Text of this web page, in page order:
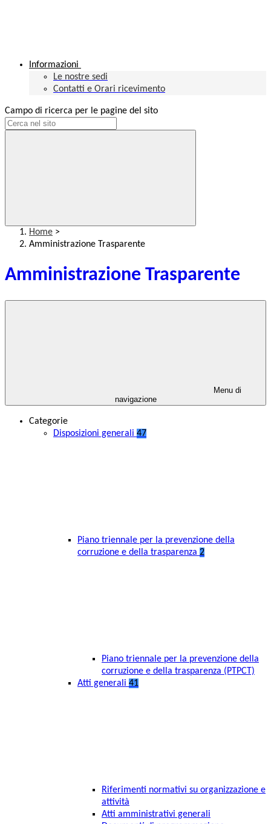
Informazioni
Le nostre sedi
Contatti e Orari ricevimento
Campo di ricerca per le pagine del sito
Home >
Amministrazione Trasparente
Amministrazione Trasparente
Menu di
navigazione
Categorie
Disposizioni generali 47
Piano triennale per la prevenzione della
corruzione e della trasparenza 2
Piano triennale per la prevenzione della
corruzione e della trasparenza (PTPCT)
Atti generali 41
Riferimenti normativi su organizzazione e
attività
Atti amministrativi generali